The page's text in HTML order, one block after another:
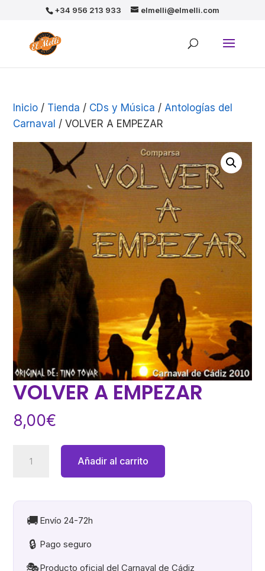
+34 956 213 933 elmelli@elmelli.com
Inicio / Tienda / CDs y Música / Antologías del
Carnaval / VOLVER A EMPEZAR
VOLVER A EMPEZAR
8,00€
cantidad
Añadir al carrito
🚚 Envío 24-72h
🔒 Pago seguro
🎭Producto oficial del Carnaval de Cádiz